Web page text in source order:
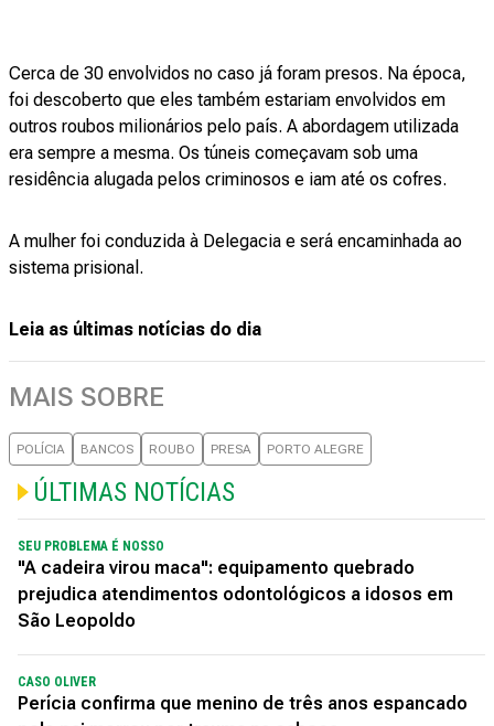
Cerca de 30 envolvidos no caso já foram presos. Na época,
foi descoberto que eles também estariam envolvidos em
outros roubos milionários pelo país. A abordagem utilizada
era sempre a mesma. Os túneis começavam sob uma
residência alugada pelos criminosos e iam até os cofres.
A mulher foi conduzida à Delegacia e será encaminhada ao
sistema prisional.
Leia as últimas notícias do dia
MAIS SOBRE
POLÍCIA BANCOS ROUBO PRESA PORTO ALEGRE
ÚLTIMAS NOTÍCIAS
SEU PROBLEMA É NOSSO
"A cadeira virou maca": equipamento quebrado
prejudica atendimentos odontológicos a idosos em
São Leopoldo
CASO OLIVER
Perícia confirma que menino de três anos espancado